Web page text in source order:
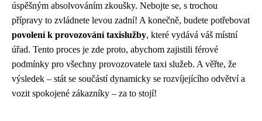
úspěšným absolvováním zkoušky. Nebojte se, s trochou
přípravy to zvládnete levou zadní! A konečně, budete potřebovat
povolení k provozování taxislužby, které vydává váš místní
úřad. Tento proces je zde proto, abychom zajistili férové
podmínky pro všechny provozovatele taxi služeb. A věřte, že
výsledek – stát se součástí dynamicky se rozvíjejícího odvětví a
vozit spokojené zákazníky – za to stojí!